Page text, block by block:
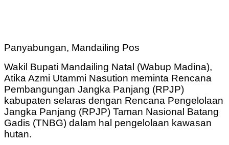
Panyabungan, Mandailing Pos
Wakil Bupati Mandailing Natal (Wabup Madina),
Atika Azmi Utammi Nasution meminta Rencana
Pembangungan Jangka Panjang (RPJP)
kabupaten selaras dengan Rencana Pengelolaan
Jangka Panjang (RPJP) Taman Nasional Batang
Gadis (TNBG) dalam hal pengelolaan kawasan
hutan.